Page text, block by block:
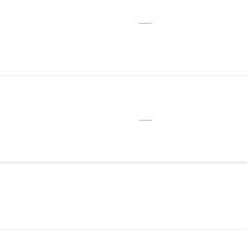
－
－